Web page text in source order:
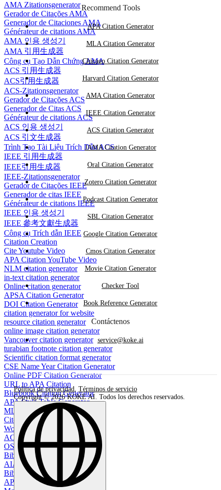
AMA Zitationsgenerator
Gerador de Citações AMA
Generador de Citaciones AMA
Générateur de citations AMA
AMA 인용 생성기
AMA 引用生成器
Công cụ Tạo Dẫn Chứng AMA
ACS 引用生成器
ACS引用生成器
ACS-Zitationsgenerator
Gerador de Citações ACS
Generador de Citas ACS
Générateur de citations ACS
ACS 인용 생성기
ACS 引文生成器
Trình Tạo Tài Liệu Trích Dẫn ACS
IEEE 引用生成器
IEEE引用生成器
IEEE-Zitationsgenerator
Gerador de Citações IEEE
Generador de citas IEEE
Générateur de citations IEEE
IEEE 인용 생성기
IEEE 參考文獻生成器
Công cụ Trích dẫn IEEE
Citation Creation
Cite Youtube Video
APA Citation YouTube Video
NLM citation generator
in-text citation generator
Online citation generator
APSA Citation Generator
DOI Citation Generator
citation generator for website
resource citation generator
online image citation generator
Vancouver citation generator
turabian footnote citation generator
Scientific citation format generator
CSE Name Year Citation Generator
Online PDF Citation Generator
URL to APA Citation
Bluebook Citation Generator
APA Style Table Generator
MLA Bibliography Generator
Cite Sources Generator
Works Cited Page Generator
ACM Citation Generator
OSCOLA Citation Generator
Bibliography generator
AIAA Citation Generator
BibTeX Citation Generator
APA bibliography maker
Recommend Tools
APA Citation Generator
MLA Citation Generator
Chicago Citation Generator
Harvard Citation Generator
AMA Citation Generator
IEEE Citation Generator
ACS Citation Generator
JAMA Citation Generator
Oral Citation Generator
Zotero Citation Generator
Podcast Citation Generator
SBL Citation Generator
Google Citation Generator
Cmos Citation Generator
Movie Citation Generator
Checker Tool
Book Reference Generator
Contáctenos
service@koke.ai
Política de privacidad, Términos de servicio
Copyright © 2026 KOKE AI. Todos los derechos reservados.